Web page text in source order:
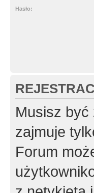
Hasło:
Musisz być
zajmuje
Forum